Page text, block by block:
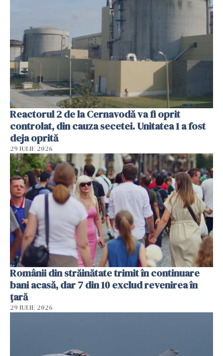
Reactorul 2 de la Cernavodă va fi oprit
controlat, din cauza secetei. Unitatea 1 a fost
deja oprită
29 IULIE 2026
Românii din străinătate trimit în continuare
bani acasă, dar 7 din 10 exclud revenirea în
țară
29 IULIE 2026